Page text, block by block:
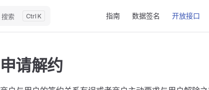
搜索 K 指南 数据签名 开放接口
申请解约